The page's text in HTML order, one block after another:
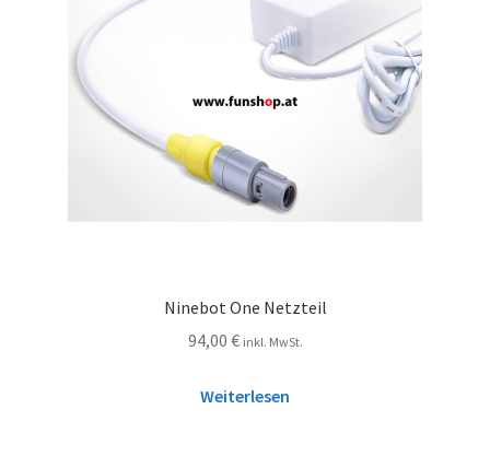
Ninebot One Netzteil
94,00 € inkl. MwSt.
Weiterlesen